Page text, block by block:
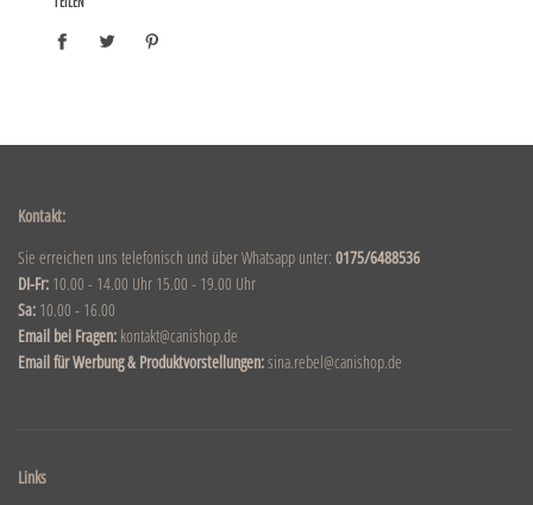
Kontakt:
Sie erreichen uns telefonisch und über Whatsapp unter: 0175/6488536
DI-Fr: 10.00 - 14.00 Uhr 15.00 - 19.00 Uhr
Sa: 10.00 - 16.00
Email bei Fragen: kontakt@canishop.de
Email für Werbung & Produktvorstellungen:sina.rebel@canishop.de
Links